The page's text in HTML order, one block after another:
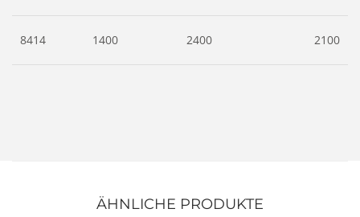
8414 1400 2400 2100
ÄHNLICHE PRODUKTE